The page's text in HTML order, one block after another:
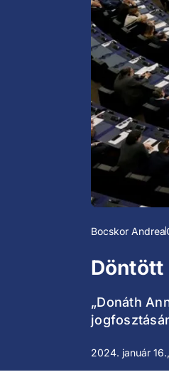
Bocskor Andrea
Döntött
„Donáth
2024. január